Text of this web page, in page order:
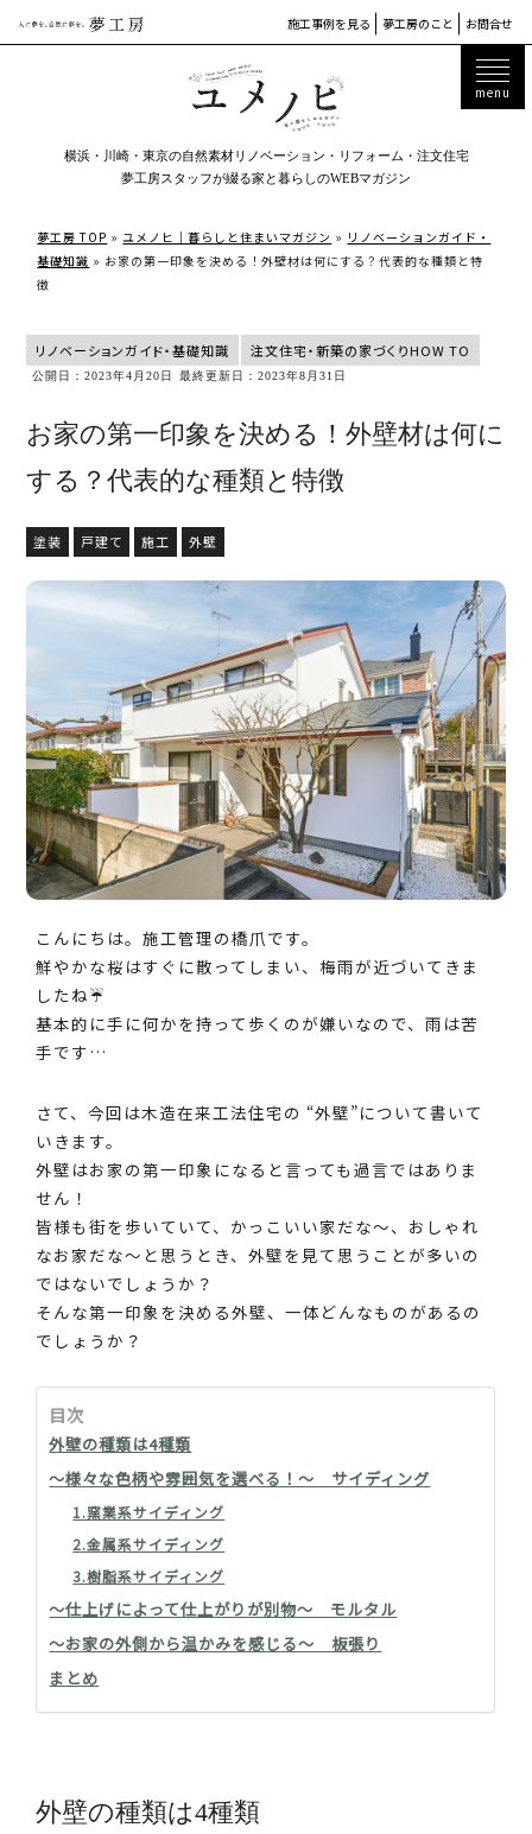
施工事例を見る 夢工房のこと お問合せ
横浜・川崎・東京の自然素材リノベーション・リフォーム・注文住宅
夢工房スタッフが綴る家と暮らしのWEBマガジン
夢工房 TOP » ユメノヒ｜暮らしと住まいマガジン » リノベーションガイド・
基礎知識 » お家の第一印象を決める！外壁材は何にする？代表的な種類と特
徴
リノベーションガイド・基礎知識 注文住宅・新築の家づくりHOW TO
公開日：2023年4月20日 最終更新日：2023年8月31日
お家の第一印象を決める！外壁材は何に
する？代表的な種類と特徴
塗装 戸建て 施工 外壁
こんにちは。施工管理の橋爪です。
鮮やかな桜はすぐに散ってしまい、梅雨が近づいてきま
したね☔
基本的に手に何かを持って歩くのが嫌いなので、雨は苦
手です…
さて、今回は木造在来工法住宅の “外壁”について書いて
いきます。
外壁はお家の第一印象になると言っても過言ではありま
せん！
皆様も街を歩いていて、かっこいい家だな～、おしゃれ
なお家だな～と思うとき、外壁を見て思うことが多いの
ではないでしょうか？
そんな第一印象を決める外壁、一体どんなものがあるの
でしょうか？
目次
外壁の種類は4種類
～様々な色柄や雰囲気を選べる！～ サイディング
1.窯業系サイディング
2.金属系サイディング
3.樹脂系サイディング
～仕上げによって仕上がりが別物～ モルタル
～お家の外側から温かみを感じる～ 板張り
まとめ
外壁の種類は4種類